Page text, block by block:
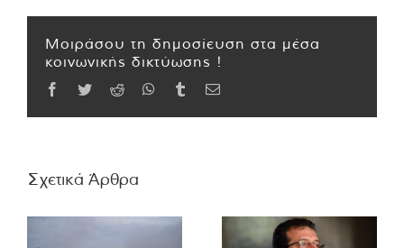
Μοιράσου τη δημοσίευση στα μέσα
κοινωνικής δικτύωσης !
Facebook
TwitterReddit WhatsApp
TumblrEmail
Σχετικά Άρθρα